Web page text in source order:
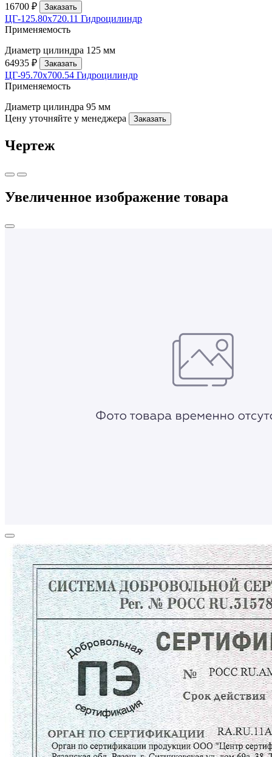
16700 ₽
Заказать
ЦГ-125.80х720.11 Гидроцилиндр
Применяемость
Диаметр цилиндра 125 мм
64935 ₽
Заказать
ЦГ-95.70х700.54 Гидроцилиндр
Применяемость
Диаметр цилиндра 95 мм
Цену уточняйте у менеджера
Заказать
Чертеж
Увеличенное изображение товара